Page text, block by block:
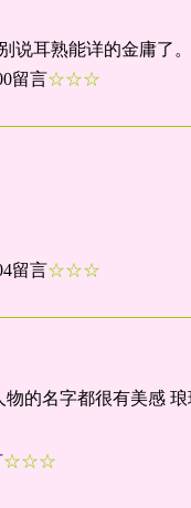
说耳熟能详的金庸了。
留言☆☆☆
留言☆☆☆
的名字都很有美感
☆☆☆